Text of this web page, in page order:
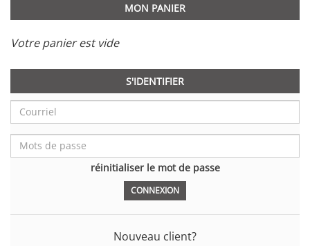
MON PANIER
Votre panier est vide
S'IDENTIFIER
réinitialiser le mot de passe
Nouveau client?